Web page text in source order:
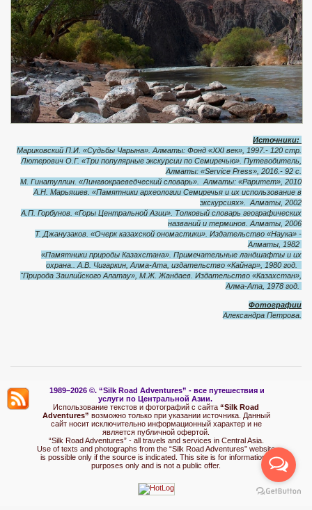
Источники:
Мариковский П.И. «Судьбы Чарына». Алматы: Фонд «XXI век», 1997.- 120 стр.
Лютерович О.Г. «Три популярные экскурсии по Семиречью». Путеводитель,
Алматы: «Service Press», 2016.- 92 с.
М. Гинатуллин. «Лингвокраеведческий словарь». Алматы: «Раритет», 2010
А.Н. Марьяшев. «Памятники археологии Семиречья и их использование в
экскурсиях». Алматы, 2002
А.П. Горбунов. «Горы Центральной Азии». Толковый словарь географических
названий и терминов. Алматы, 2006
Т. Джанузаков. «Очерк казахской ономастики». Издательство «Наука» -
Алматы, 1982
«Памятники природы Казахстана». Примечательные ландшафты и их
охрана.. А.В. Чигаркин, Алма-Ата, издательство «Кайнар», 1980 год.
"Природа Заилийского Алатау», М.Ж. Жандаев. Издательство «Казахстан»,
Алма-Ата, 1978 год.
Фотографии
Александра Петрова.
1989–2026 ©. “Silk Road Adventures” - все путешествия и
услуги по Центральной Азии.
Использование текстов и фотографий с сайта “Silk Road
Adventures” возможно только при указании источника. Данный
сайт носит исключительно информационный характер и не
является публичной офертой.
“Silk Road Adventures” - all travels and services in Central Asia.
Use of texts and photographs from the “Silk Road Adventures” website
is possible only if the source is indicated. This site is for informational
purposes only and is not a public offer.